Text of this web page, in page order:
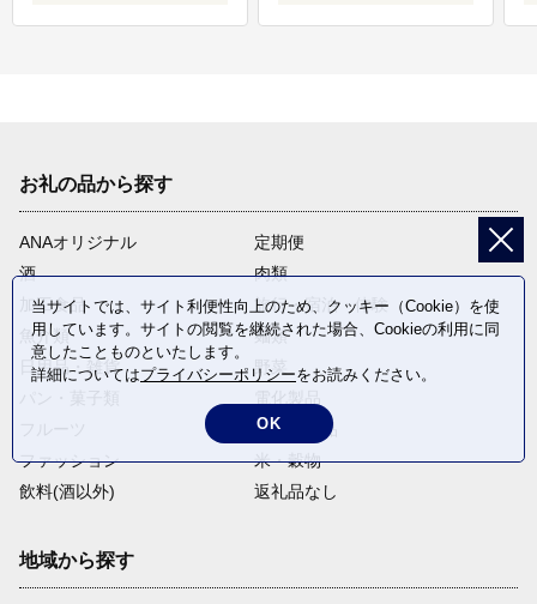
お礼の品から探す
ANAオリジナル
定期便
酒
肉類
加工食品
旅行・宿泊・体験
魚介類
麺類
日用品・雑貨
野菜
卵・乳製品
ファッション
米・穀物
飲料(酒以外)
返礼品なし
地域から探す
当サイトでは、サイト利便性向上のため、クッキー（Cookie）を使
用しています。サイトの閲覧を継続された場合、Cookieの利用に同
意したことものといたします。
詳細についてはプライバシーポリシーをお読みください。
OK